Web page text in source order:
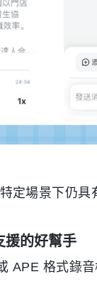
定場景下仍
援的好幫手
APE 格式錄